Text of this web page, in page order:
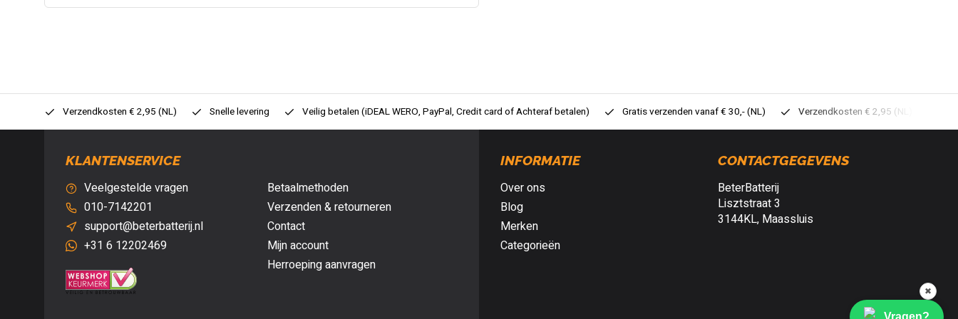
Verzendkosten € 2,95 (NL) Snelle levering Veilig betalen (iDEAL WERO, PayPal, Credit card of Achteraf betalen) Gratis verzenden vanaf € 30,- (NL) Verzendkosten € 2,95 (NL)
KLANTENSERVICE
Veelgestelde vragen
010-7142201
support@beterbatterij.nl
+31 6 12202469
Betaalmethoden
Verzenden & retourneren
Contact
Mijn account
Herroeping aanvragen
INFORMATIE
Over ons
Blog
Merken
Categorieën
CONTACTGEGEVENS
BeterBatterij
Lisztstraat 3
3144KL, Maassluis
✖
Vragen?